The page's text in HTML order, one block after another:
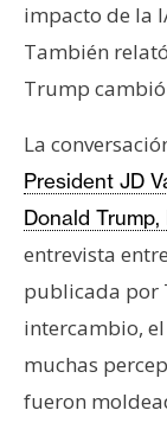
u
b
l
c
i
d
a
d
impacto de la
También
Trump
La
President JD
Donald
entrevista
publicada por
intercambio,
muchas
fueron